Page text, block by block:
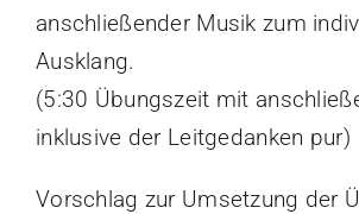
anschließender Musik zum
Ausklang.
(5:30 Übungszeit mit
inklusive der Leitgedanken pur)
Vorschlag zur Umsetzung der